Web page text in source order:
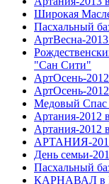
Широкая
Пасхальный
АртВесна-
"Сан Сити"
АртОсень-
АртОсень-
Медовый Спас
Артания-2012
Артания-2012
АРТАНИЯ-
День семьи-
Пасхальный
КАРНАВАЛ в